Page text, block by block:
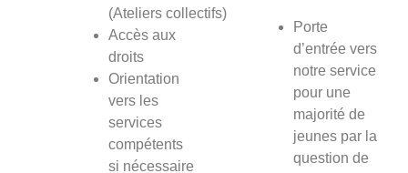
(Ateliers collectifs)
Accès aux
droits
Orientation
vers les
services
compétents
si nécessaire
Porte
d’entrée vers
notre service
pour une
majorité de
jeunes par la
question de